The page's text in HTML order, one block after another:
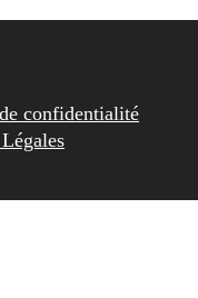
confidentialité